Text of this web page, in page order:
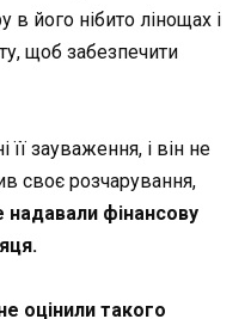
в його нібито лінощах і
щоб забезпечити
зауваження, і він не
своє розчарування,
фінансову
оцінили такого